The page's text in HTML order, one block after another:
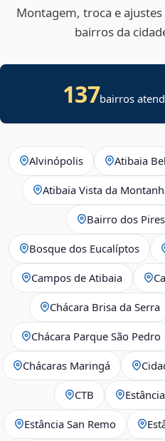
Montagem, troca e
bairros da
137bairros
Alvinópolis Atibaia
Atibaia Vista da
Bairro dos Pires
Bosque dos Eucalíptos
Campos de Atibaia
Chácara Brisa da Serra
Chácara Parque São Pedro
Chácaras Maringá
CTB
Estância San Remo